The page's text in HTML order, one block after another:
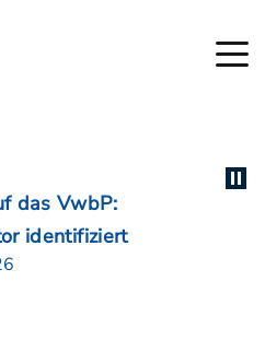
das VwbP:
identifiziert